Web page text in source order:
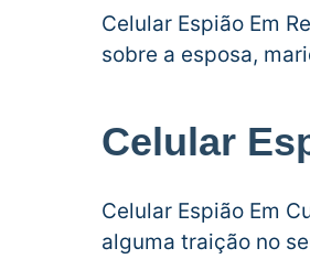
Celular Espião Em
sobre a esposa,
Celular
Celular Espião Em
alguma traição no